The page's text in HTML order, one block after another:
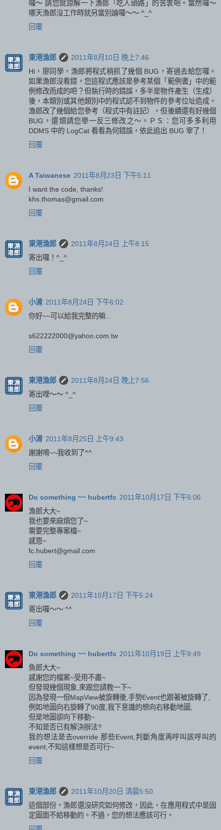
囉～ 請您就諒解一下漁郎「吃人頭路」的苦衷吧。當然囉～
哪天漁郎沒工作時就另當別論囉～～ ^_^
回覆
東港漁郎
2011年8月10日 晚上7:46
Hi，廖同學，漁郎將程式稍抓了幾個 BUG，寄過去給您囉。
如果漁郎沒看錯，您這程式應該是參考某個「範例書」中的範
例修改而成的吧？但執行時的錯誤，多半是物件產生（生成）
後，本類別或其他類別中的程式認不到物件的參考位址造成。
漁郎改了幾個給您參考（程式中有註記），但後續還有好幾個
BUG，還煩請您舉一反三修改之～。ＰＳ：您可多多利用
DDMS 中的 LogCat 看看為何錯誤，依此追出 BUG 宰了！
回覆
A Taiwanese 2011年8月23日 下午5:11
I want the code, thanks!
khs.thomas@gmail.com
回覆
東港漁郎
2011年8月24日 上午8:15
寄出囉！^_^
回覆
小淯 2011年8月24日 下午6:02
你好~~可以給我完整的嘛...
s622222000@yahoo.com.tw
回覆
東港漁郎
2011年8月24日 晚上7:56
寄出哩～～ ^_^
回覆
小淯 2011年8月25日 上午9:43
謝謝唷~~我收到了^^
回覆
Do something ~~ hubertfc 2011年10月17日 下午5:06
漁郎大大~
我也要來麻煩您了~
需要完整專案檔~
感恩~
fc.hubert@gmail.com
回覆
東港漁郎
2011年10月17日 下午5:24
寄出囉～～ ^^
回覆
Do something ~~ hubertfc 2011年10月19日 上午9:49
魚郎大大~
感謝您的檔案~受用不盡~
但發現幾個現象,來跟您請教一下~
因為發現一但MapView被旋轉後,手勢Event也跟著被旋轉了,
例如地圖向右旋轉了90度,我下意識的想向右移動地圖,
但是地圖卻向下移動~
不知是否已有解決辦法?
我的想法是去override 那些Event,判斷角度再呼叫該呼叫的
event,不知這樣想是否可行~
回覆
東港漁郎
2011年10月20日 清晨5:50
這個部份，漁郎還沒研究如何修改，因此，在應用程式中是固
定圖面不給移動的。不過，您的想法應該可行。